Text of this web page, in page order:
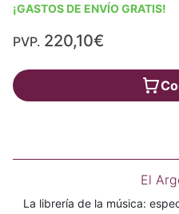
¡GASTOS DE ENVÍO GRATIS!
PVP. 220,10€
El
La librería de la música: